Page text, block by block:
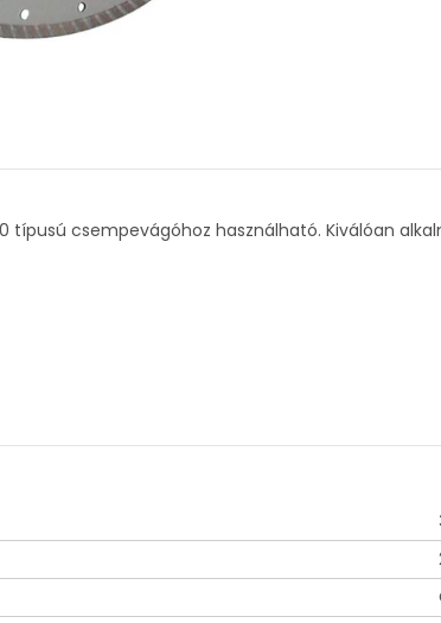
típusú csempevágóhoz használható. Kiválóan